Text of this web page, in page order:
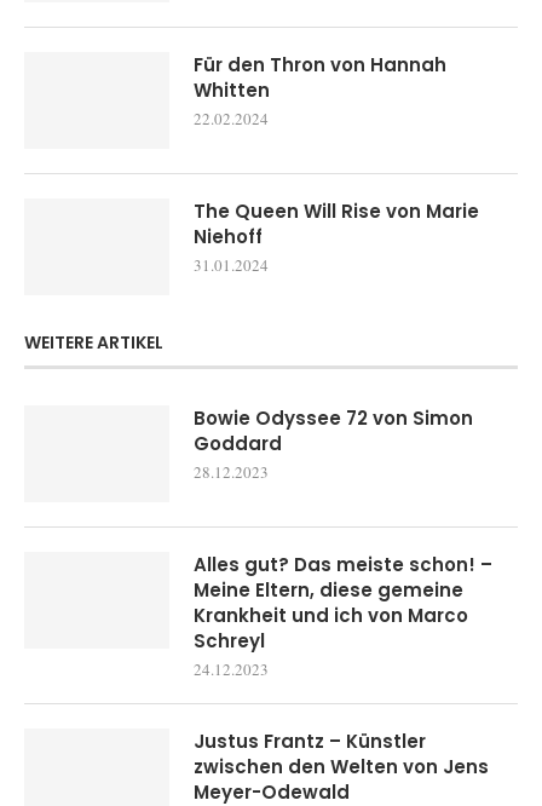
Für den Thron von Hannah
Whitten
22.02.2024
The Queen Will Rise von Marie
Niehoff
31.01.2024
WEITERE ARTIKEL
Bowie Odyssee 72 von Simon
Goddard
28.12.2023
Alles gut? Das meiste schon! –
Meine Eltern, diese gemeine
Krankheit und ich von Marco
Schreyl
24.12.2023
Justus Frantz – Künstler
zwischen den Welten von Jens
Meyer-Odewald